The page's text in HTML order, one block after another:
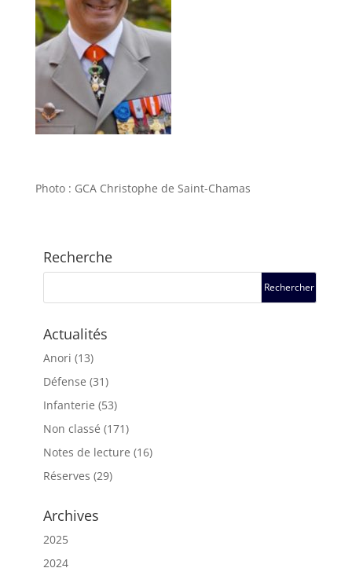
Photo : GCA Christophe de Saint-Chamas
Recherche
Actualités
Anori (13)
Défense (31)
Infanterie (53)
Non classé (171)
Notes de lecture (16)
Réserves (29)
Archives
2025
2024